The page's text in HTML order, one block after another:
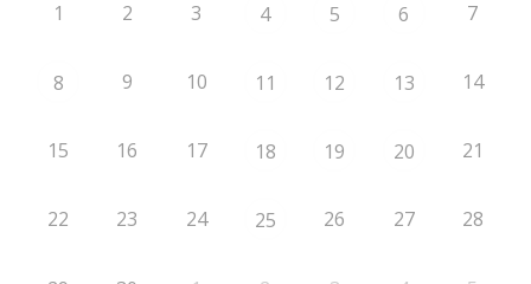
1 2 3 4 5 6 7
8 9 10 11 12 13 14
15 16 17 18 19 20 21
22 23 24 25 26 27 28